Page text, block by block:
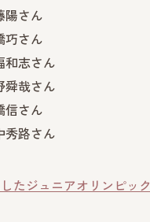
さん
さん
志さん
哉さん
さん
路さん
たジュニアオリンピック